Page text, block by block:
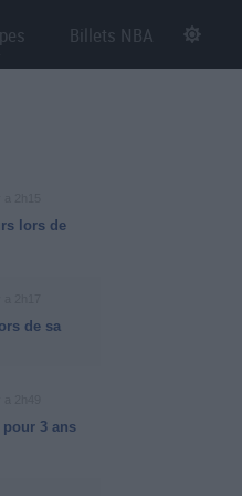
Billets NBA
lors de
de sa
3 ans